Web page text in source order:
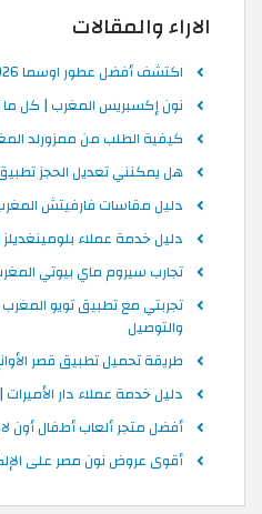
الاراء والمقالات
اكتشف أفضل عطور اوسما 2026 للجنسين في المغرب
نون إكسبريس المغرب | كل ما
كيفية الطلب من ممزورلد
هل يمكنني تعديل الحجز
دليل مقاسات فارفيتش
دليل خدمة عملاء
تجارب سيروم ماي بيوتي
تجربتي مع تطبيق تويو
والتوصيل
طريقة تحميل تطبيق قصر
دليل خدمة عملاء دار
أفضل متجر ألعاب أطفال أون
أقوى عروض نون مصر على